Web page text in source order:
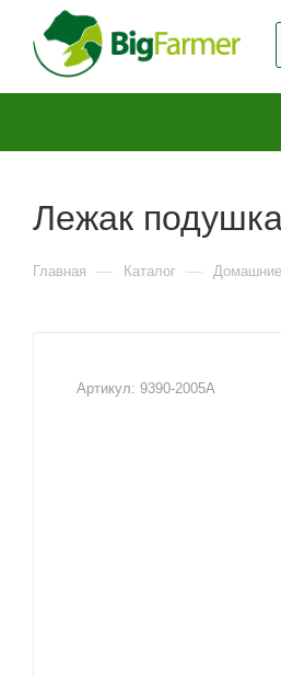
Лежак
Главная — Каталог —
Артикул: 9390-2005A